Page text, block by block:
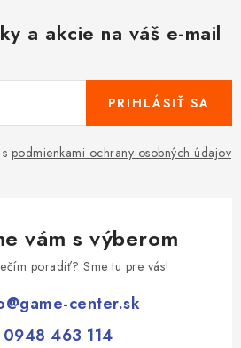
a akcie na váš e-mail
podmienkami ochrany osobných údajov
PRIHLÁSIŤ SA
vám s výberom
poradiť? Sme tu pre vás!
@game-center.sk
0948 463 114